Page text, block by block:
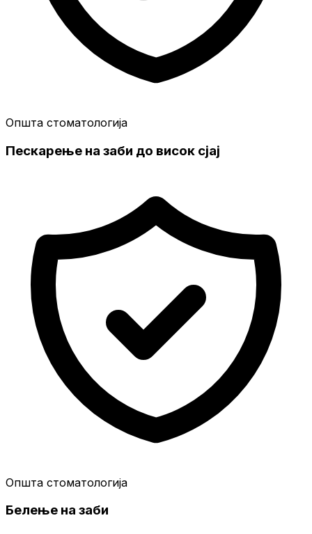
Општа стоматологија
Пескарење на заби до висок сјај
Општа стоматологија
Белење на заби